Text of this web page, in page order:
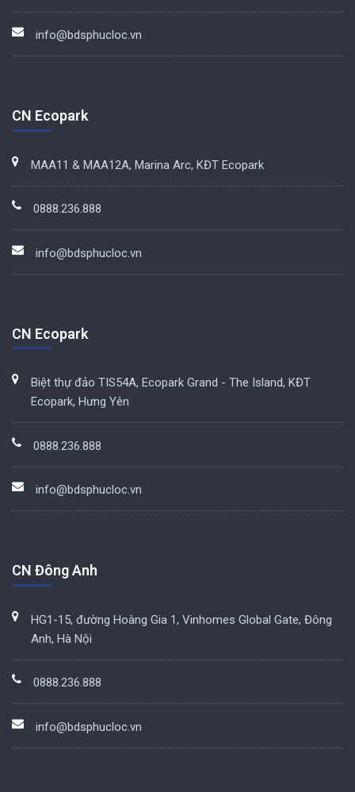
info@bdsphucloc.vn
CN Ecopark
MAA11 & MAA12A, Marina Arc, KĐT Ecopark
0888.236.888
info@bdsphucloc.vn
CN Ecopark
Biệt thự đảo TIS54A, Ecopark Grand - The Island, KĐT
Ecopark, Hưng Yên
0888.236.888
info@bdsphucloc.vn
CN Đông Anh
HG1-15, đường Hoàng Gia 1, Vinhomes Global Gate, Đông
Anh, Hà Nội
0888.236.888
info@bdsphucloc.vn